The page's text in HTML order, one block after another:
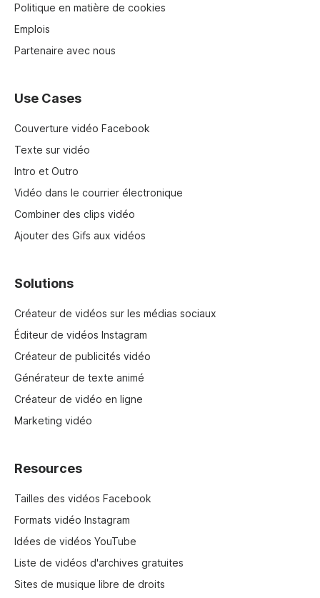
Politique en matière de cookies
Emplois
Partenaire avec nous
Use Cases
Couverture vidéo Facebook
Texte sur vidéo
Intro et Outro
Vidéo dans le courrier électronique
Combiner des clips vidéo
Ajouter des Gifs aux vidéos
Solutions
Créateur de vidéos sur les médias sociaux
Éditeur de vidéos Instagram
Créateur de publicités vidéo
Générateur de texte animé
Créateur de vidéo en ligne
Marketing vidéo
Resources
Tailles des vidéos Facebook
Formats vidéo Instagram
Idées de vidéos YouTube
Liste de vidéos d'archives gratuites
Sites de musique libre de droits